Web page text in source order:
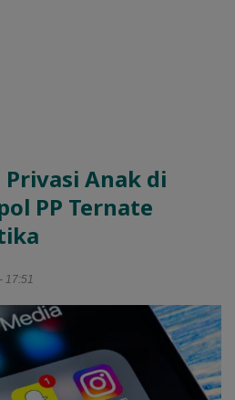
Anak di
PP Ternate
17:51